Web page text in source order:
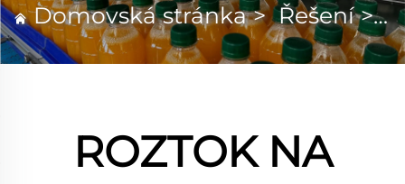
Domovská stránka>Řešení>
ROZTOK NA